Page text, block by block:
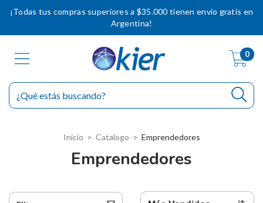
¡Todas tus compras superiores a $35.000 tienen envío gratis en
Argentina!
0
Inicio > Catalogo > Emprendedores
Emprendedores